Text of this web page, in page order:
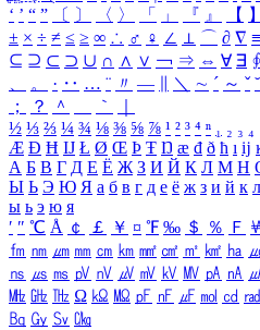
‘ ’ “ ” 〔 〕 〈 〉 「 」 『 』 【 】
± × ÷ ≠ ≤ ≥ ∞ ∴ ♂ ♀ ∠ ⊥ ⌒ ∂ ∇ ≡
⊆ ⊇ ⊂ ⊃ ∪ ∩ ∧ ∨ ￢ ⇒ ⇔ ∀ ∃ ∮
、
。 · ‥ … ¨ 〃 ― ＼ ∼ ´ ～ ˇ ˘
；
？ ＾ ｀
½ ⅓ ⅔ ¼ ¾ ⅛ ⅜ ⅝ ⅞ ¹ ² ³ ⁴ ⁿ ₁ ₂ ₃ ₄
Æ Ð Ħ Ĳ Ł Ø Œ Þ Ŧ Ŋ æ đ ð ħ ı ĳ
А Б В Г Д Е Ё Ж З И Й К Л М Н
Ы Ь Э Ю Я а б в г д е ё ж з и й к л
ы ь э ю я
′ ″ ℃ Å ￠ ￡ ￥ ¤ ℉ ‰ ＄ ％ Ｆ
㎙ ㎚ ㎛ ㎜ ㎝ ㎞ ㎟ ㎠ ㎡ ㎢ ㏊
㎱ ㎲ ㎳ ㎴ ㎵ ㎶ ㎷ ㎸ ㎹ ㎀ ㎁
㎒ ㎓ ㎔ Ω ㏀ ㏁ ㎊ ㎋ ㎌ ㏖ ㏅ ㎭
㏃ ㏉ ㏜ ㏆